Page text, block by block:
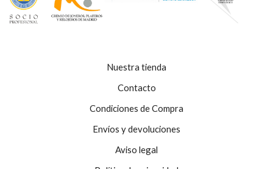
Nuestra tienda
Contacto
Condiciones de Compra
Envíos y devoluciones
Aviso legal